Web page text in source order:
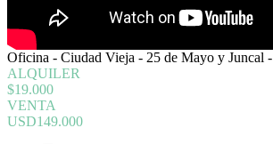
Oficina - Ciudad Vieja - 25 de Mayo y Juncal -
ALQUILER
$19.000
VENTA
USD149.000